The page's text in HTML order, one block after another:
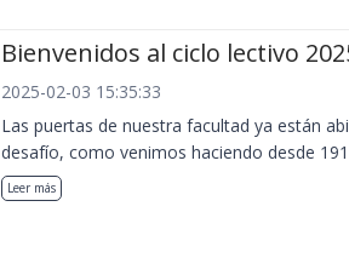
Bienvenidos al ciclo lectivo
2025-02-03 15:35:33
Las puertas de nuestra facultad ya están
desafío, como venimos haciendo desde
Leer más